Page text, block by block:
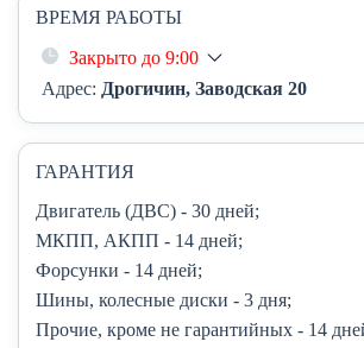
ВРЕМЯ РАБОТЫ
Закрыто до 9:00
Адрес: Дрогичин, Заводская 20
ГАРАНТИЯ
Двигатель (ДВС) - 30 дней;
МКПП, АКПП - 14 дней;
Форсунки - 14 дней;
Шины, колесные диски - 3 дня;
Прочие, кроме не гарантийных - 14